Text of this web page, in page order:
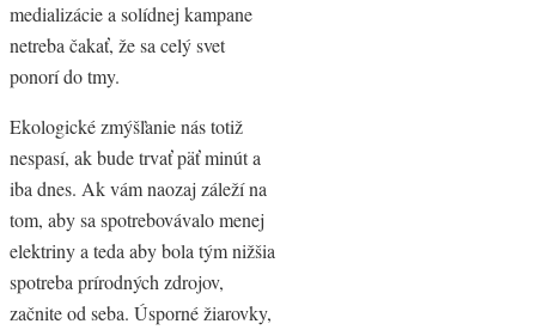
medializácie a solídnej kampane
netreba čakať, že sa celý svet
ponorí do tmy.
Ekologické zmýšľanie nás totiž
nespasí, ak bude trvať päť minút a
iba dnes. Ak vám naozaj záleží na
tom, aby sa spotrebovávalo menej
elektriny a teda aby bola tým nižšia
spotreba prírodných zdrojov,
začnite od seba. Úsporné žiarovky,